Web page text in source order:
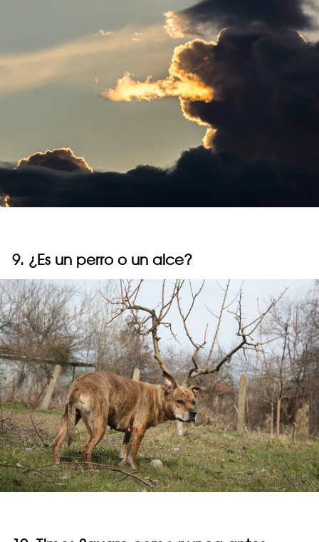
9. ¿Es un perro o un alce?